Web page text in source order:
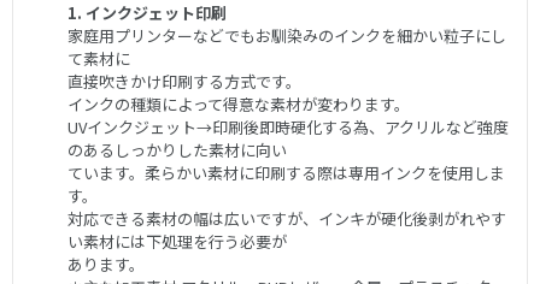
1. インクジェット印刷
家庭用プリンターなどでもお馴染みのインクを細かい粒子にし
て素材に
直接吹きかけ印刷する方式です。
インクの種類によって得意な素材が変わります。
UVインクジェット→印刷後即時硬化する為、アクリルなど強度
のあるしっかりした素材に向い
ています。柔らかい素材に印刷する際は専用インクを使用しま
す。
対応できる素材の幅は広いですが、インキが硬化後剥がれやす
い素材には下処理を行う必要が
あります。